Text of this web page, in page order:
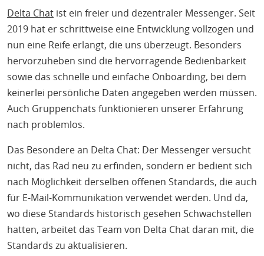
Delta Chat ist ein freier und dezentraler Messenger. Seit
2019 hat er schrittweise eine Entwicklung vollzogen und
nun eine Reife erlangt, die uns überzeugt. Besonders
hervorzuheben sind die hervorragende Bedienbarkeit
sowie das schnelle und einfache Onboarding, bei dem
keinerlei persönliche Daten angegeben werden müssen.
Auch Gruppenchats funktionieren unserer Erfahrung
nach problemlos.
Das Besondere an Delta Chat: Der Messenger versucht
nicht, das Rad neu zu erfinden, sondern er bedient sich
nach Möglichkeit derselben offenen Standards, die auch
für E-Mail-Kommunikation verwendet werden. Und da,
wo diese Standards historisch gesehen Schwachstellen
hatten, arbeitet das Team von Delta Chat daran mit, die
Standards zu aktualisieren.